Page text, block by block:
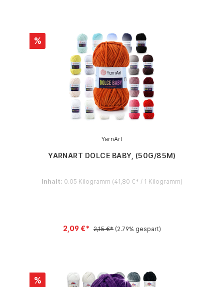
%
YarnArt
YARNART DOLCE BABY, (50G/85M)
Inhalt: 0.05 Kilogramm (41,80 €* / 1 Kilogramm)
2,09 €* 2,15 €* (2.79% gespart)
%